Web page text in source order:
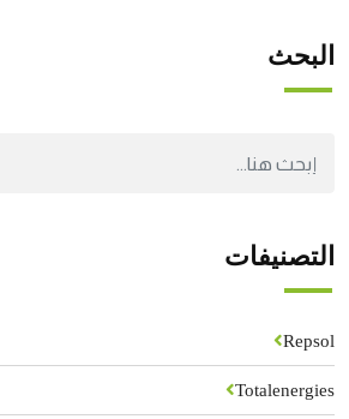
البحث
التصنيفات
Repsol
Totalenergies